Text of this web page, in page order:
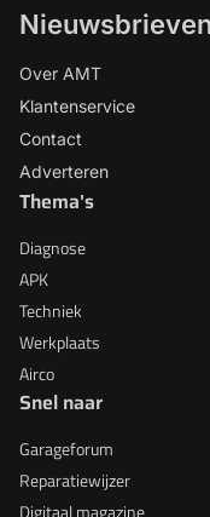
Nieuwsbrieven
Over AMT
Klantenservice
Contact
Adverteren
Thema's
Diagnose
APK
Techniek
Werkplaats
Airco
Snel naar
Garageforum
Reparatiewijzer
Digitaal magazine